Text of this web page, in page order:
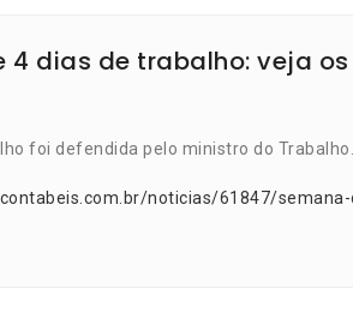
4 dias de trabalho: veja
foi defendida pelo ministro do Trabalho.
noticias/61847/